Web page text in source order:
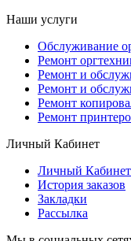
Наши услуги
Обслуживание
Ремонт
Ремонт и
Ремонт и
Ремонт
Ремонт
Личный Кабинет
Личный Кабинет
История заказов
Закладки
Рассылка